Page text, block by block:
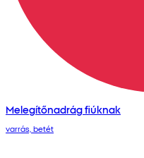
Melegítőnadrág fiúknak
varrás, betét